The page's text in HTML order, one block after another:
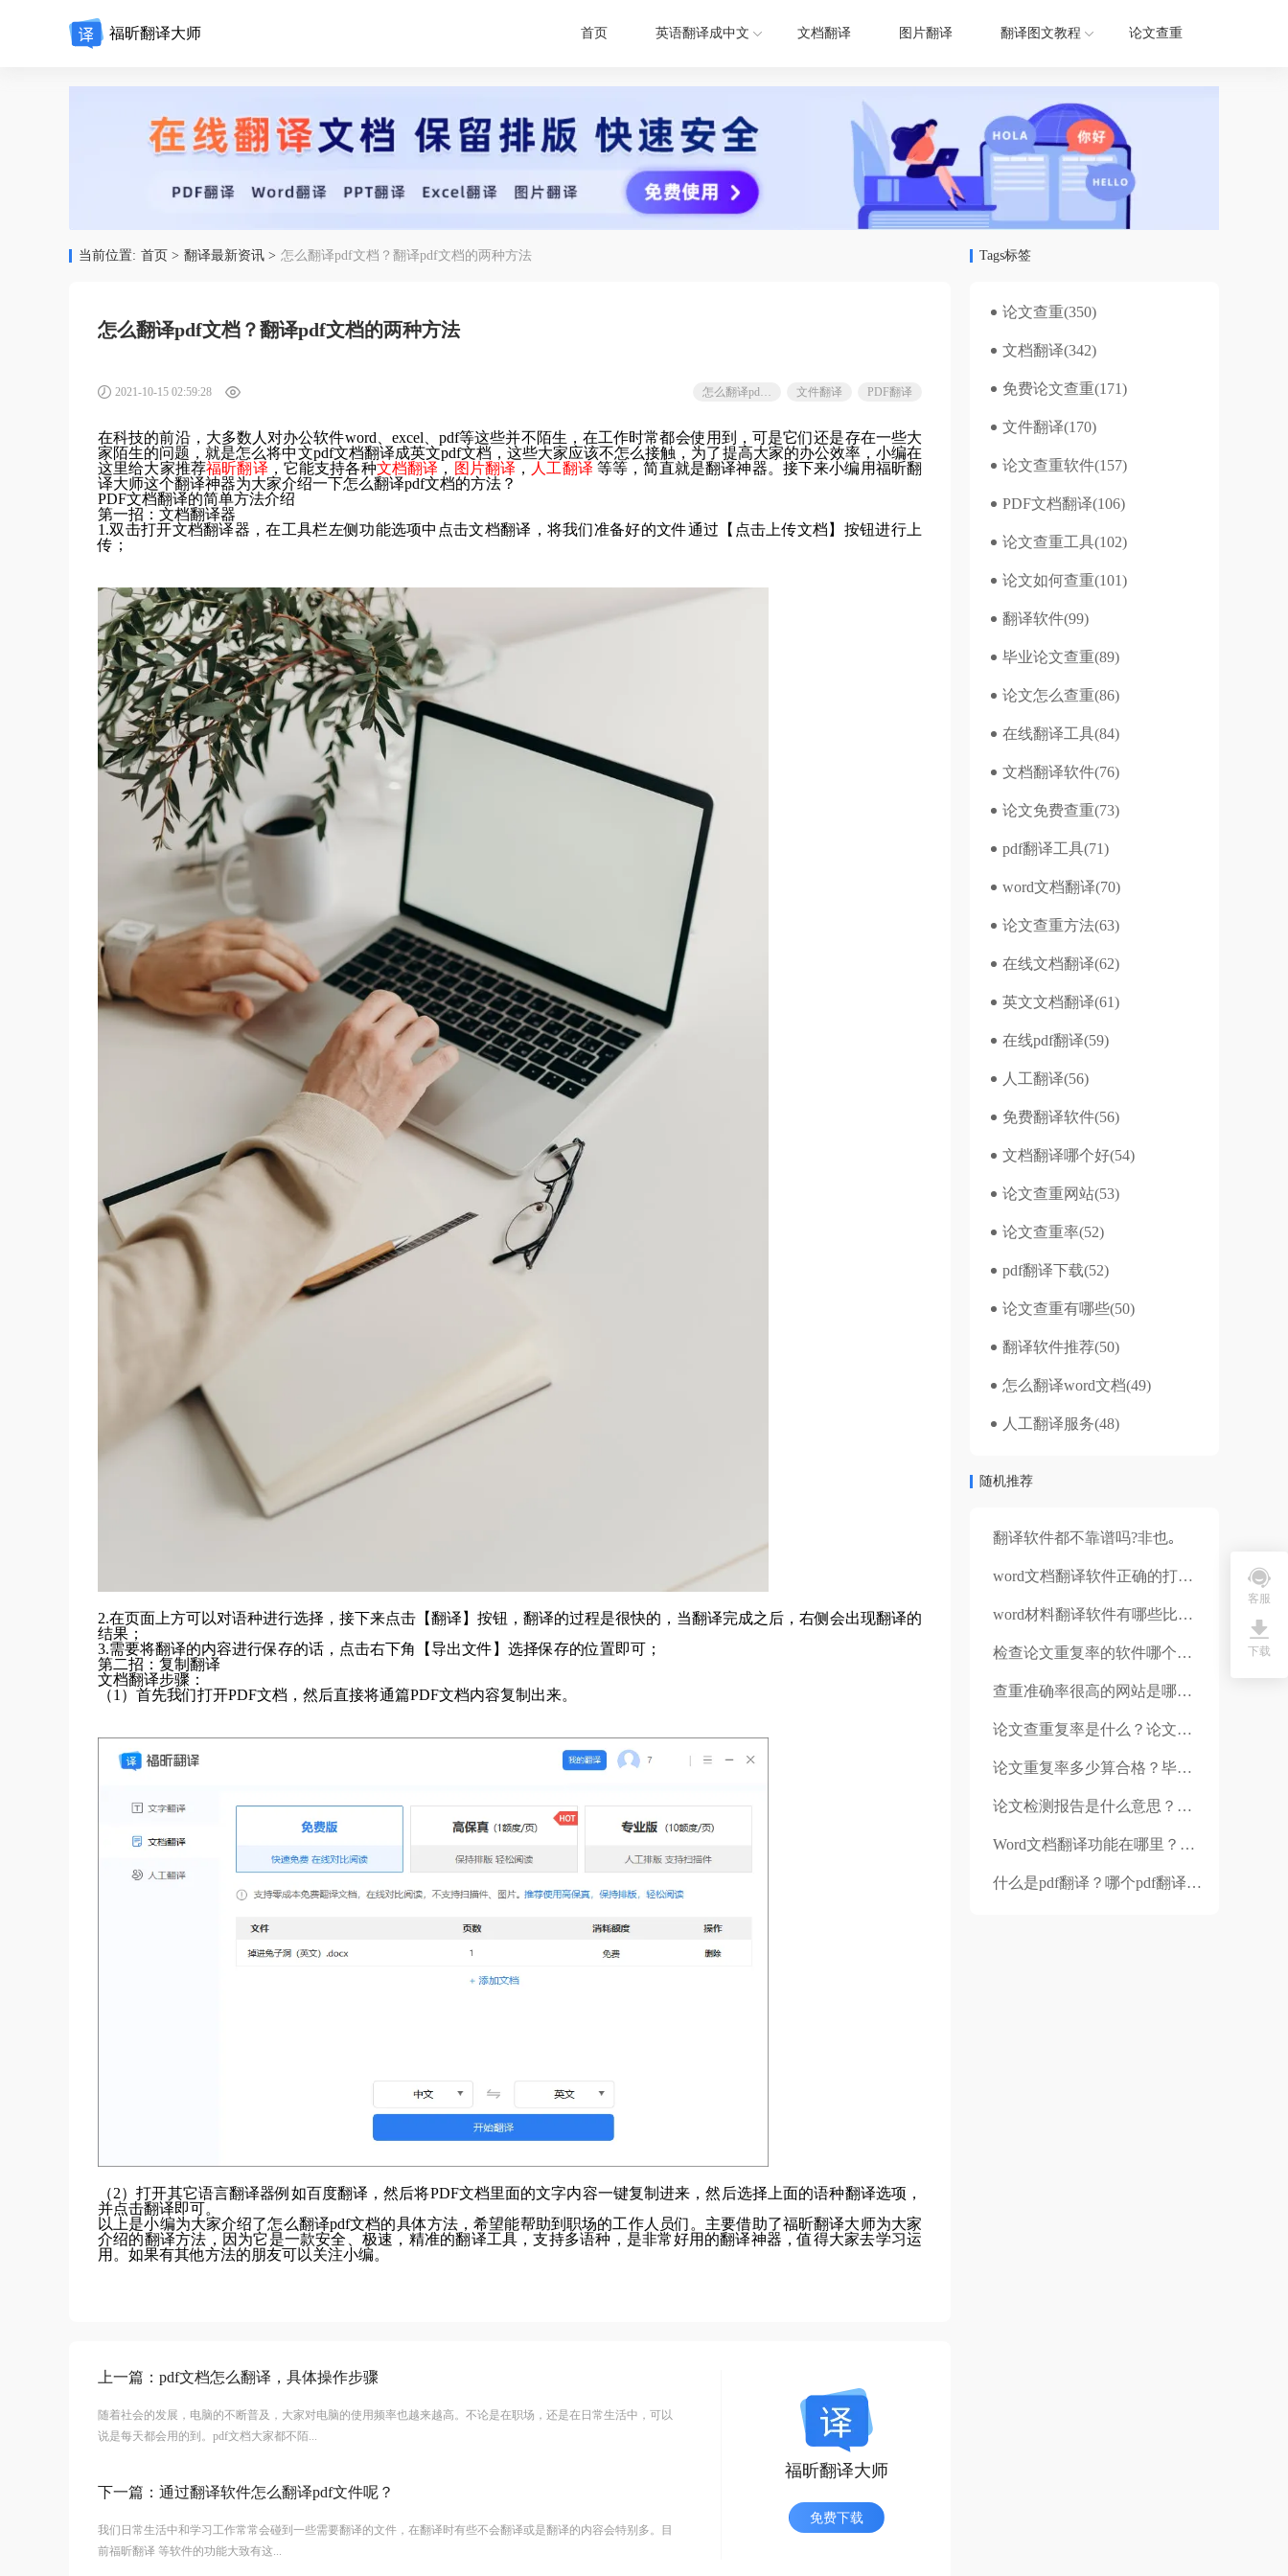
福昕翻译大师 首页 英语翻译成中文 文档翻译 图片翻译 翻译图文教程 论文查重
当前位置: 首页 > 翻译最新资讯 > 怎么翻译pdf文档？翻译pdf文档的两种方法
怎么翻译pdf文档？翻译pdf文档的两种方法
2021-10-15 02:59:28 怎么翻译pdf文档 文件翻译 PDF翻译
在科技的前沿，大多数人对办公软件word、excel、pdf等这些并不陌生，在工作时常都会使用到，可是它们还是存在一些大
家陌生的问题，就是怎么将中文pdf文档翻译成英文pdf文档，这些大家应该不怎么接触，为了提高大家的办公效率，小编在
这里给大家推荐福昕翻译 ，它能支持各种文档翻译 ， 图片翻译 ， 人工翻译 等等，简直就是翻译神器。接下来小编用福昕翻
译大师这个翻译神器为大家介绍一下怎么翻译pdf文档的方法？
PDF文档翻译的简单方法介绍
第一招：文档翻译器
1.双击打开文档翻译器，在工具栏左侧功能选项中点击文档翻译，将我们准备好的文件通过【点击上传文档】按钮进行上
传；
2.在页面上方可以对语种进行选择，接下来点击【翻译】按钮，翻译的过程是很快的，当翻译完成之后，右侧会出现翻译的
结果；
3.需要将翻译的内容进行保存的话，点击右下角【导出文件】选择保存的位置即可；
第二招：复制翻译
文档翻译步骤：
（1）首先我们打开PDF文档，然后直接将通篇PDF文档内容复制出来。
（2）打开其它语言翻译器例如百度翻译，然后将PDF文档里面的文字内容一键复制进来，然后选择上面的语种翻译选项，
并点击翻译即可。
以上是小编为大家介绍了怎么翻译pdf文档的具体方法，希望能帮助到职场的工作人员们。主要借助了福昕翻译大师为大家
介绍的翻译方法，因为它是一款安全、极速，精准的翻译工具，支持多语种，是非常好用的翻译神器，值得大家去学习运
用。如果有其他方法的朋友可以关注小编。
上一篇： pdf文档怎么翻译，具体操作步骤
随着社会的发展，电脑的不断普及，大家对电脑的使用频率也越来越高。不论是在职场，还是在日常生活中，可以
说是每天都会用的到。pdf文档大家都不陌...
下一篇： 通过翻译软件怎么翻译pdf文件呢？
我们日常生活中和学习工作常常会碰到一些需要翻译的文件，在翻译时有些不会翻译或是翻译的内容会特别多。目
前福昕翻译 等软件的功能大致有这...
福昕翻译大师
免费下载
Tags标签
论文查重(350)
文档翻译(342)
免费论文查重(171)
文件翻译(170)
论文查重软件(157)
PDF文档翻译(106)
论文查重工具(102)
论文如何查重(101)
翻译软件(99)
毕业论文查重(89)
论文怎么查重(86)
在线翻译工具(84)
文档翻译软件(76)
论文免费查重(73)
pdf翻译工具(71)
word文档翻译(70)
论文查重方法(63)
在线文档翻译(62)
英文文档翻译(61)
在线pdf翻译(59)
人工翻译(56)
免费翻译软件(56)
文档翻译哪个好(54)
论文查重网站(53)
论文查重率(52)
pdf翻译下载(52)
论文查重有哪些(50)
翻译软件推荐(50)
怎么翻译word文档(49)
人工翻译服务(48)
随机推荐
翻译软件都不靠谱吗?非也｡
word文档翻译软件正确的打开方式
word材料翻译软件有哪些比较好用的？
检查论文重复率的软件哪个比较靠谱？论文的格式一般会有什么要求？
查重准确率很高的网站是哪个？重复率过高的原因有哪些？
论文查重复率是什么？论文查重复率是这么算出来的？
论文重复率多少算合格？毕业论文查重是免费的吗？
论文检测报告是什么意思？开题报告需要查重吗？
Word文档翻译功能在哪里？有没有靠谱的Word文档翻译下载？
什么是pdf翻译？哪个pdf翻译软件好？
客服
下载